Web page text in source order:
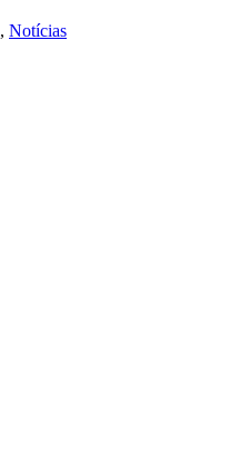
, Notícias